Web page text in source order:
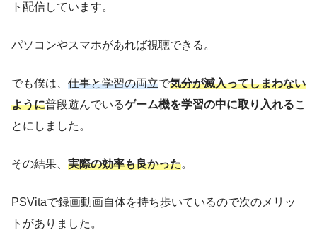
ト配信しています。
パソコンやスマホがあれば視聴できる。
でも僕は、 仕事と学習の両立で気分が滅入ってしまわない
ように普段遊んでいるゲーム機を学習の中に取り入れるこ
とにしました。
その結果、 実際の効率も良かった。
PSVitaで録画動画自体を持ち歩いているので次のメリッ
トがありました。